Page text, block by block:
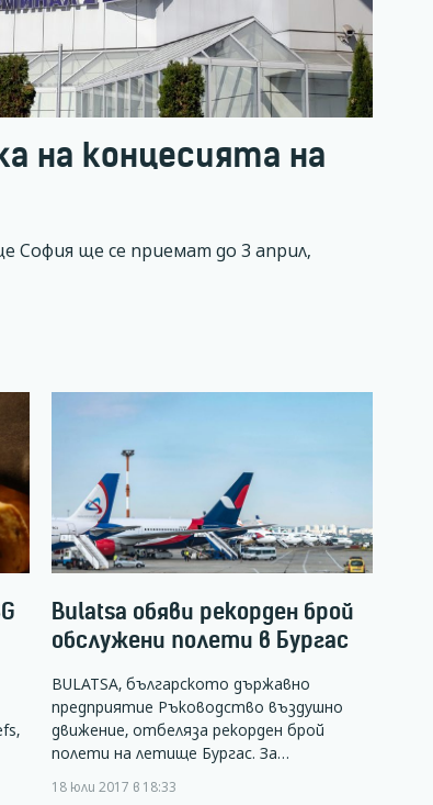
на концесията на
София ще се приемат до 3 април,
Bulatsa обяви рекорден брой
обслужени полети в Бургас
BULATSA, българското държавно
предприятие Ръководство въздушно
движение, отбеляза рекорден брой
полети на летище Бургас. За…
18 юли 2017 в 18:33